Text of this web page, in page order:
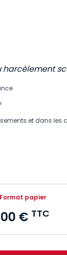
et dans les
Format papier
€ TTC